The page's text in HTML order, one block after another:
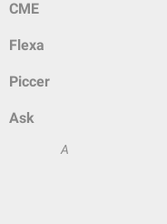
CME
Flexa
Piccer
Ask
A